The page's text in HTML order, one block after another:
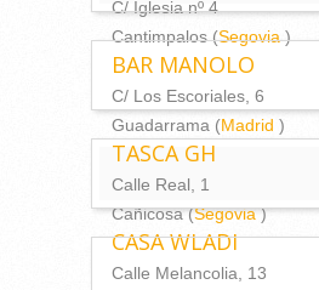
C/ Iglesia nº 4
Cantimpalos (Segovia )
BAR MANOLO
C/ Los Escoriales, 6
Guadarrama (Madrid )
TASCA GH
Calle Real, 1
Cañicosa (Segovia )
CASA WLADI
Calle Melancolia, 13